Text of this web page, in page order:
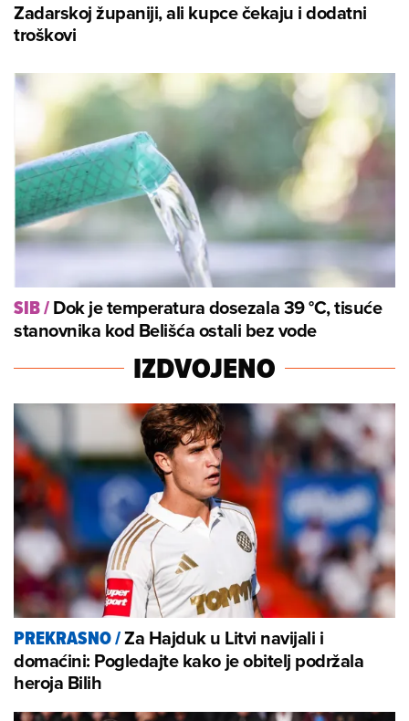
Zadarskoj županiji, ali kupce čekaju i dodatni
troškovi
SIB/Dok je temperatura dosezala 39 °C, tisuće
stanovnika kod Belišća ostali bez vode
IZDVOJENO
PREKRASNO/Za Hajduk u Litvi navijali i
domaćini: Pogledajte kako je obitelj podržala
heroja Bilih